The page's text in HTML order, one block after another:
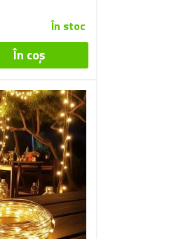
În stoc